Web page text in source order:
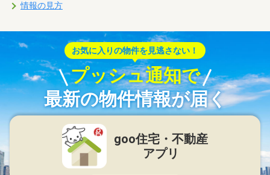
情報の見方
お気に入りの物件を見逃さない！
プッシュ通知で
最新の物件情報が届く
goo住宅・不動産
アプリ